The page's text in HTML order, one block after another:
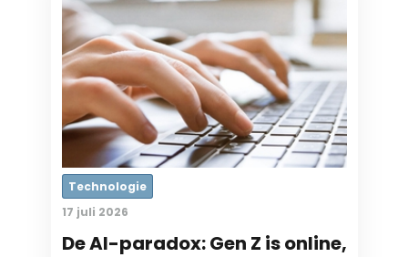
Technologie
17 juli 2026
De AI-paradox: Gen Z is online,